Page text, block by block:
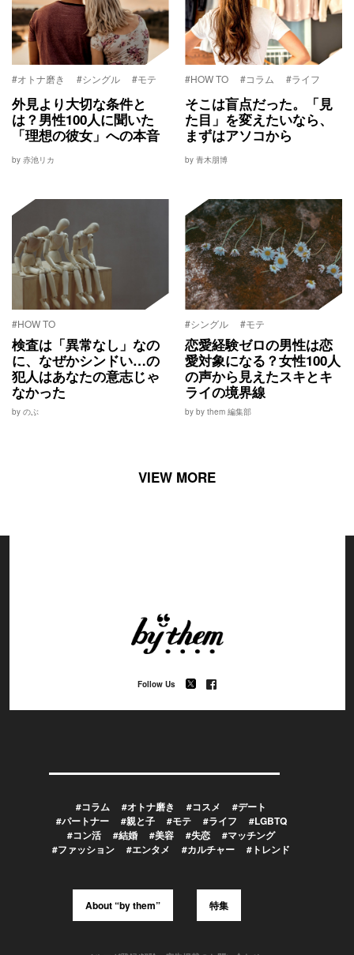
#オトナ磨き #シングル #モテ
外見より大切な条件と
は？男性100人に聞いた
「理想の彼女」への本音
by 赤池リカ
#HOW TO #コラム #ライフ
そこは盲点だった。「見
た目」を変えたいなら、
まずはアソコから
by 青木朋博
#HOW TO
検査は「異常なし」なの
に、なぜかシンドい…の
犯人はあなたの意志じゃ
なかった
by のぶ
#シングル #モテ
恋愛経験ゼロの男性は恋
愛対象になる？女性100人
の声から見えたスキとキ
ライの境界線
by by them 編集部
VIEW MORE
Follow Us
#コラム #オトナ磨き #コスメ
#デート
#パートナー
#親と子 #モテ #ライフ
#LGBTQ
#コン活
#結婚 #美容 #失恋
#マッチング
#ファッション
#エンタメ #カルチャー #トレンド
About “by them” 特集